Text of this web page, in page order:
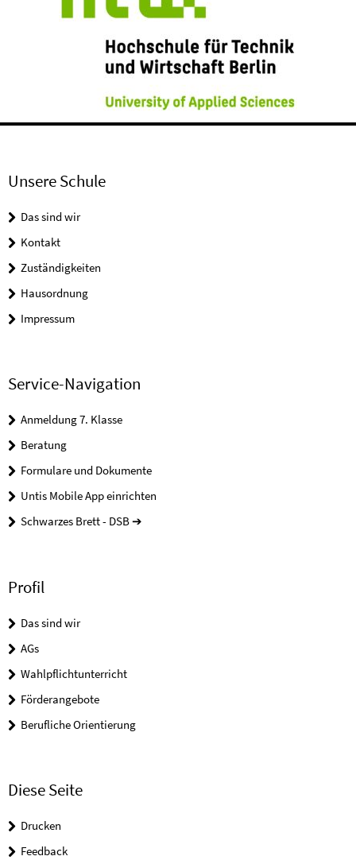
Unsere Schule
Das sind wir
Kontakt
Zuständigkeiten
Hausordnung
Impressum
Service-Navigation
Anmeldung 7. Klasse
Beratung
Formulare und Dokumente
Untis Mobile App einrichten
Schwarzes Brett - DSB ➔
Profil
Das sind wir
AGs
Wahlpflichtunterricht
Förderangebote
Berufliche Orientierung
Diese Seite
Drucken
Feedback